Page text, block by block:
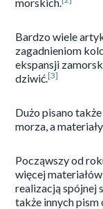
morskich.
Bardzo wiele
zagadnieniom
ekspansji
dziwić.[3]
Dużo pisano
morza, a
Począwszy od
więcej
realizacją spójnej
także innych pism